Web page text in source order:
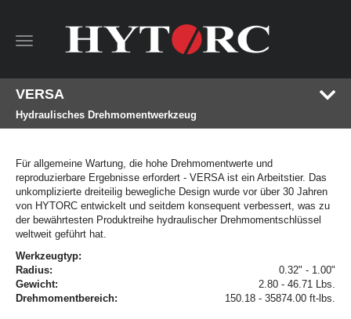
Toggle
VERSA
Hydraulisches Drehmomentwerkzeug
Für allgemeine Wartung, die hohe Drehmomentwerte und
reproduzierbare Ergebnisse erfordert - VERSA ist ein Arbeitstier. Das
unkomplizierte dreiteilig bewegliche Design wurde vor über 30 Jahren
von HYTORC entwickelt und seitdem konsequent verbessert, was zu
der bewährtesten Produktreihe hydraulischer Drehmomentschlüssel
weltweit geführt hat.
Werkzeugtyp:
Radius:
0.32" - 1.00"
Gewicht:
2.80 - 46.71 Lbs.
Drehmomentbereich:
150.18 - 35874.00 ft-lbs.